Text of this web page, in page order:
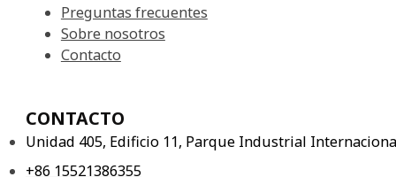
Preguntas frecuentes
Sobre nosotros
Contacto
CONTACTO
Unidad 405, Edificio 11, Parque Industrial
+86 15521386355